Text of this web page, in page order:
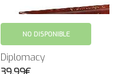
NO DISPONIBLE
Diplomacy